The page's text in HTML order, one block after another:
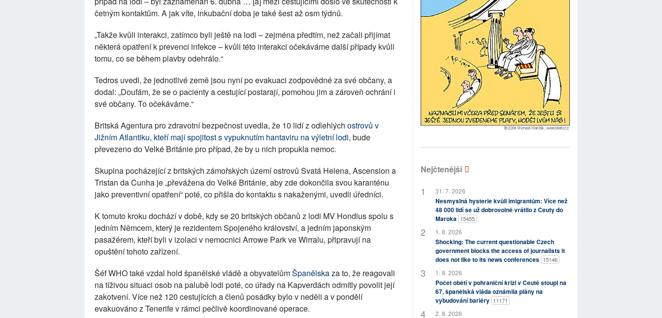
četným kontaktům. A jak víte, inkubační doba je také šest až osm týdnů.
„Takže kvůli interakci, zatímco byli ještě na lodi – zejména předtím, než začali přijímat
některá opatření k prevenci infekce – kvůli této interakci očekáváme další případy kvůli
tomu, co se během plavby odehrálo.“
Tedros uvedl, že jednotlivé země jsou nyní po evakuaci zodpovědné za své občany, a
dodal: „Doufám, že se o pacienty a cestující postarají, pomohou jim a zároveň ochrání i
své občany. To očekáváme.“
Britská Agentura pro zdravotní bezpečnost uvedla, že 10 lidí z odlehlých ostrovů v
Jižním Atlantiku, kteří mají spojitost s vypuknutím hantaviru na výletní lodi, bude
převezeno do Velké Británie pro případ, že by u nich propukla nemoc.
Skupina pocházející z britských zámořských území ostrovů Svatá Helena, Ascension a
Tristan da Cunha je „převážena do Velké Británie, aby zde dokončila svou karanténu
jako preventivní opatření“ poté, co přišla do kontaktu s nakaženými, uvedli úředníci.
K tomuto kroku dochází v době, kdy se 20 britských občanů z lodi MV Hondius spolu s
jedním Němcem, který je rezidentem Spojeného království, a jedním japonským
pasažérem, kteří byli v izolaci v nemocnici Arrowe Park ve Wirralu, připravují na
opuštění tohoto zařízení.
Šéf WHO také vzdal hold španělské vládě a obyvatelůmŠpanělskaza to, že reagovali
na tíživou situaci osob na palubě lodi poté, co úřady na Kapverdách odmítly povolit její
zakotvení. Více než 120 cestujících a členů posádky bylo v neděli a v pondělí
evakuováno z Tenerife v rámci pečlivě koordinované operace.
Nejčtenější
31. 7. 2026
Nesmyslná hysterie kvůli imigrantům: Více než
48 000 lidí se už dobrovolně vrátilo z Ceuty do
Maroka 15455
1. 8. 2026
Shocking: The current questionable Czech
government blocks the access of journalists it
does not like to its news conferences 15146
1. 8. 2026
Počet obětí v pohraniční krizi v Ceutě stoupl na
67, španělská vláda oznámila plány na
vybudování bariéry 11171
2. 8. 2026